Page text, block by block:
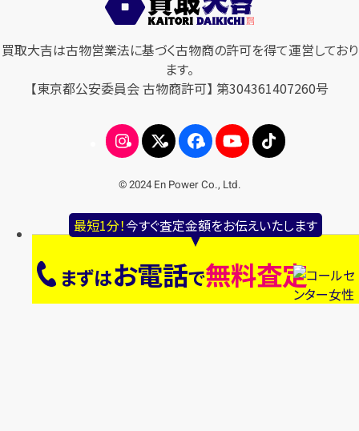
最短1分！今すぐ査定金額をお伝えいたします
まずはお電話で無料査定
買取大吉は古物営業法に基づく古物商の許可を得て運営しており
ます。
【東京都公安委員会 古物商許可】 第304361407260号
© 2024 En Power Co., Ltd.